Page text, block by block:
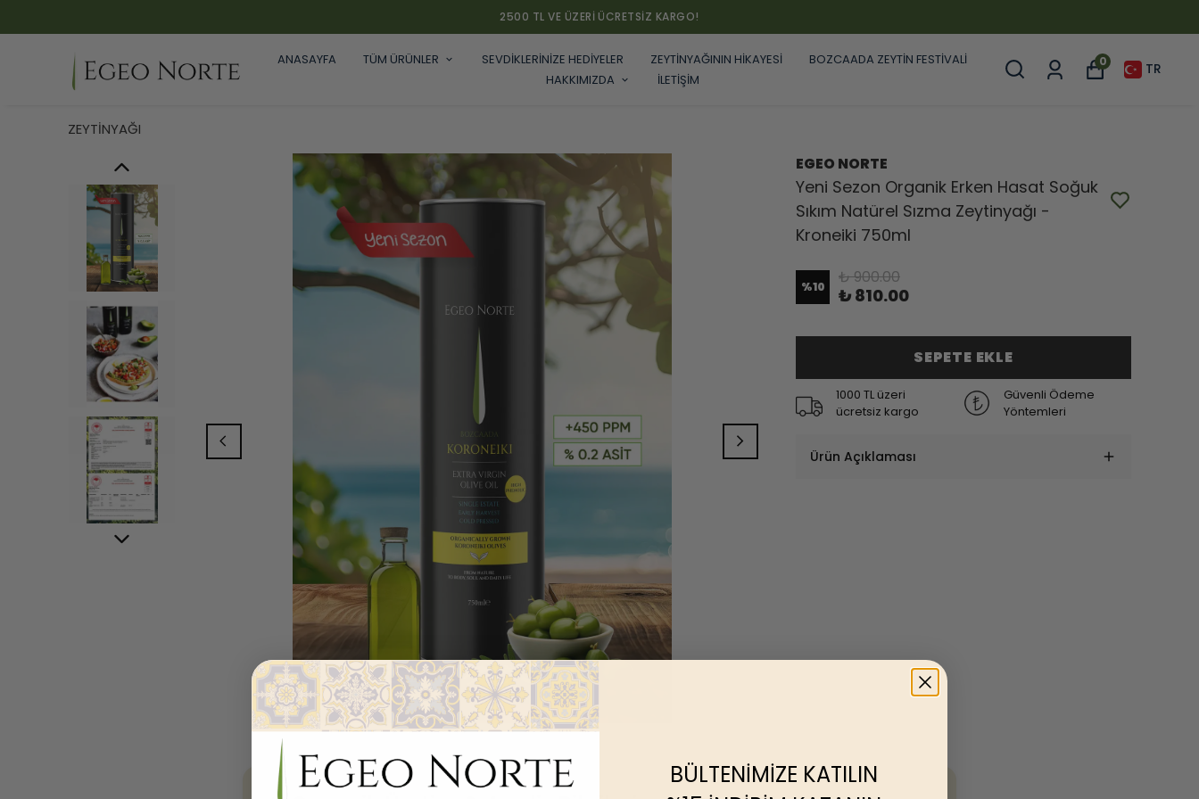
2500 TL VE ÜZERI ÜCRETSIZ KARGO!
ANASAYFA TÜM ÜRÜNLER SEVDİKLERİNİZE HEDİYELER ZEYTİNYAĞININ HİKAYESİ
BOZCAADA ZEYTİN FESTİVALİ
HAKKIMIZDA
İLETİŞİM
0 TR
ZEYTİNYAĞI
EGEO NORTE
Yeni Sezon Organik Erken Hasat Soğuk
Sıkım Natürel Sızma Zeytinyağı -
Kroneiki 750ml
%10 ₺ 900.00
₺ 810.00
SEPETE EKLE
1000 TL üzeri
ücretsiz kargo
Güvenli Ödeme
Yöntemleri
Ürün Açıklaması
BÜLTENİMİZE KATILIN